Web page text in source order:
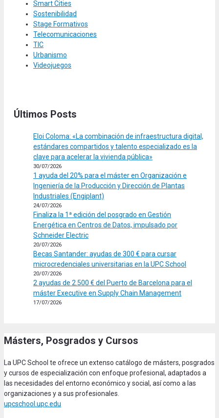
Smart Cities
Sostenibilidad
Stage Formativos
Telecomunicaciones
TIC
Urbanismo
Videojuegos
Últimos Posts
Eloi Coloma: «La combinación de infraestructura digital,
estándares compartidos y talento especializado es la
clave para acelerar la vivienda pública»
30/07/2026
1 ayuda del 20% para el máster en Organización e
Ingeniería de la Producción y Dirección de Plantas
Industriales (Engiplant)
24/07/2026
Finaliza la 1ª edición del posgrado en Gestión
Energética en Centros de Datos, impulsado por
Schneider Electric
20/07/2026
Becas Santander: ayudas de 300 € para cursar
microcredenciales universitarias en la UPC School
20/07/2026
2 ayudas de 2.500 € del Puerto de Barcelona para el
máster Executive en Supply Chain Management
17/07/2026
Másters, Posgrados y Cursos
La UPC School te ofrece un extenso catálogo de másters, posgrados
y cursos de especialización con enfoque profesional, adaptados a
las necesidades del entorno económico y social, así como a las
organizaciones y a sus profesionales.
upcschool.upc.edu